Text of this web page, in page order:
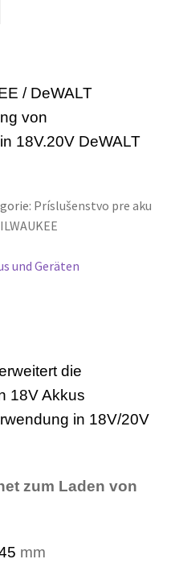
/ DeWALT
von
18V.20V DeWALT
Príslušenstvo pre aku
und Geräten
die
18V Akkus
in 18V/20V
zum Laden von
mm